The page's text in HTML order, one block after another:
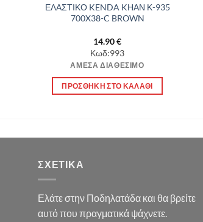
ΕΛΑΣΤΙΚΟ KENDA KΗΑΝ Κ-935
700X38-C BROWN
14.90€
Κωδ:993
ΆΜΕΣΑ ΔΙΑΘΈΣΙΜΟ
ΠΡΟΣΘΉΚΗ ΣΤΟ ΚΑΛΆΘΙ
ΣΧΕΤΙΚΆ
Ελάτε στην Ποδηλατάδα και θα βρείτε
αυτό που πραγματικά ψάχνετε.